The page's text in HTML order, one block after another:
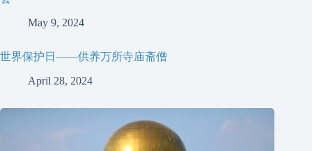
May 9, 2024
世界保护日——供养万所寺庙斋僧
April 28, 2024